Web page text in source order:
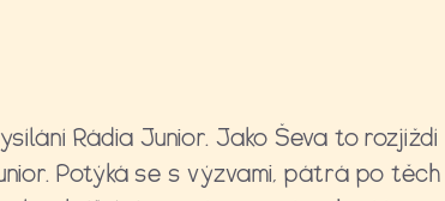
Rádia Junior. Jako Ševa to rozjíždí
Potýká se s výzvami, pátrá po těch